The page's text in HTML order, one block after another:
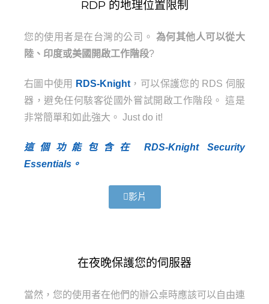
RDP 的地理位置限制
您的使用者是在台灣的公司。 為何其他人可以從大
陸、印度或美國開啟工作階段?
右圖中使用 RDS-Knight ，可以保護您的 RDS 伺服
器，避免任何駭客從國外嘗試開啟工作階段。這是
非常簡單和如此強大。 Just do it!
這個功能包含在 RDS-Knight Security
Essentials。
影片
在夜晚保護您的伺服器
當然，您的使用者在他們的辦公桌時應該可以自由連